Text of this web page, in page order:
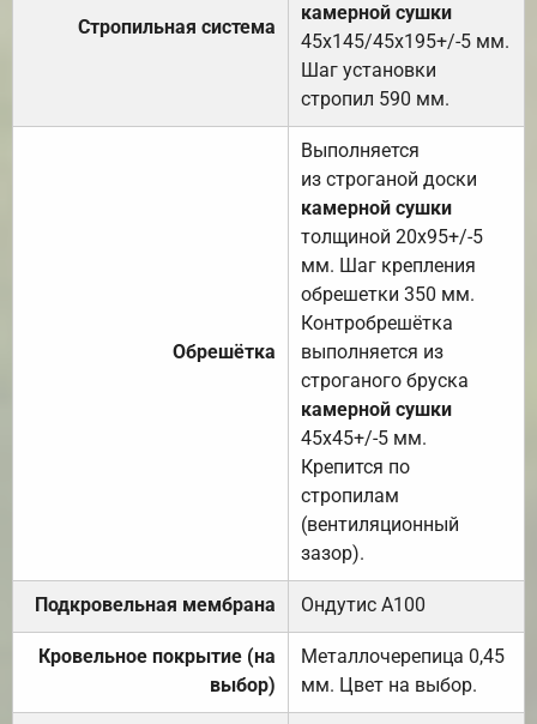
Стропильная система
камерной сушки
45х145/45х195+/-5 мм.
Шаг установки
стропил 590 мм.
Обрешётка
Выполняется
из строганой доски
камерной сушки
толщиной 20х95+/-5
мм. Шаг крепления
обрешетки 350 мм.
Контробрешётка
выполняется из
строганого бруска
камерной сушки
45х45+/-5 мм.
Крепится по
стропилам
(вентиляционный
зазор).
Подкровельная мембрана Ондутис А100
Кровельное покрытие (на
выбор)
Металлочерепица 0,45
мм. Цвет на выбор.